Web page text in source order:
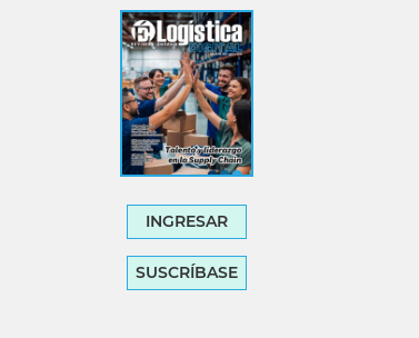
INGRESAR
SUSCRÍBASE